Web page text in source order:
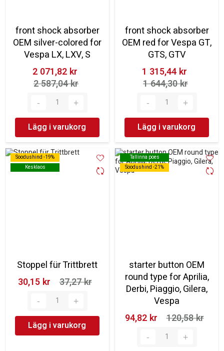
front shock absorber
OEM silver-colored for
Vespa LX, LXV, S
2 071,82 kr‎
2 587,04 kr‎
Lägg i varukorg
front shock absorber
OEM red for Vespa GT,
GTS, GTV
1 315,44 kr‎
1 644,30 kr‎
Lägg i varukorg
Soodushind -19%
Kesklaos
Soodushind -19%
Kesklaos
Stoppel für Trittbrett
30,15 kr‎
37,27 kr‎
Lägg i varukorg
Tallinna poes
Soodushind -21%
Tallinna poes
Soodushind -21%
starter button OEM
round type for Aprilia,
Derbi, Piaggio, Gilera,
Vespa
94,82 kr‎
120,58 kr‎